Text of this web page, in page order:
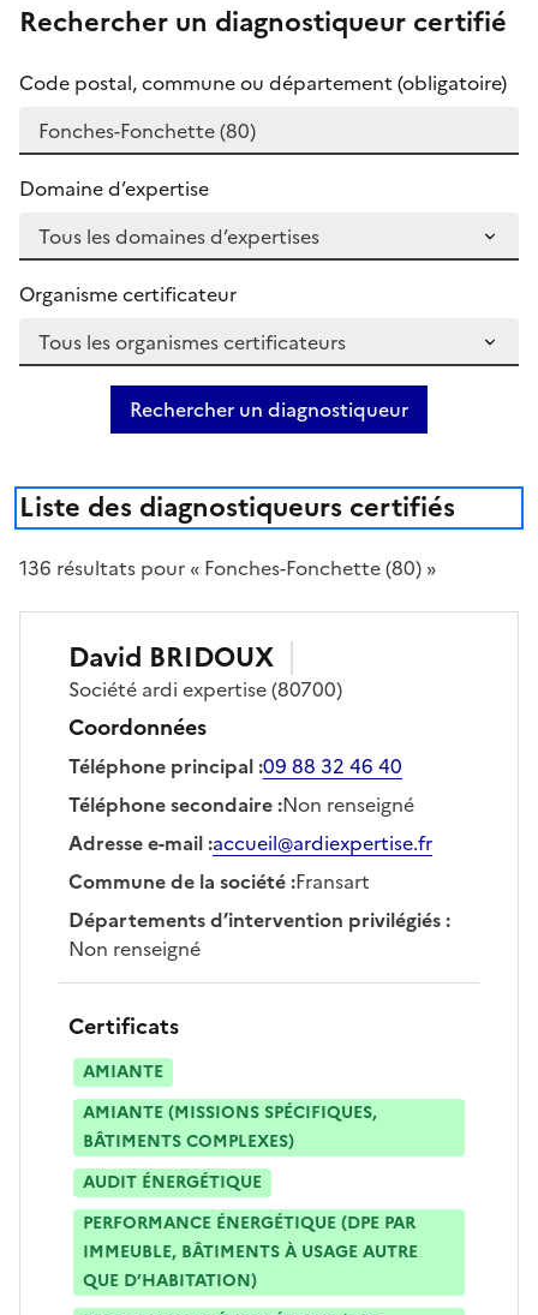
Rechercher un diagnostiqueur certifié
Code postal, commune ou département (obligatoire)
Domaine d’expertise
Organisme certificateur
Rechercher un diagnostiqueur
Liste des diagnostiqueurs certifiés
136 résultats pour « Fonches-Fonchette (80) »
David BRIDOUX
Société ardi expertise(80700)
Coordonnées
Téléphone principal:09 88 32 46 40
Téléphone secondaire:Non renseigné
Adresse e-mail:accueil@ardiexpertise.fr
Commune de la société:Fransart
Départements d’intervention privilégiés:
Non renseigné
Certificats
AMIANTE
AMIANTE (MISSIONS SPÉCIFIQUES,
BÂTIMENTS COMPLEXES)
AUDIT ÉNERGÉTIQUE
PERFORMANCE ÉNERGÉTIQUE (DPE PAR
IMMEUBLE, BÂTIMENTS À USAGE AUTRE
QUE D’HABITATION)